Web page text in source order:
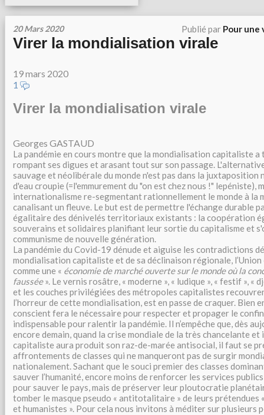
20 Mars 2020 Publié par Pour une
Virer la mondialisation virale
19 mars 2020
1
Virer la mondialisation virale
Georges GASTAUD
La pandémie en cours montre que la mondialisation capitaliste
rompant ses digues et arasant tout sur son passage.
sauvage et néolibérale du monde n'est pas dans la
d'eau croupie (=l'emmurement du "on est chez nous !" lepéniste),
internationalisme re-segmentant rationnellement le monde à la
canalisant un fleuve. Le but est de permettre l'échange durable
égalitaire des dénivelés territoriaux existants : la coopération
souverains et solidaires planifiant leur sortie du capitalisme et
communisme de nouvelle génération.
La pandémie du Covid-19 dénude et aiguise les contradictions
mondialisation capitaliste et de sa déclinaison régionale, l’Union
comme une « économie de marché ouverte sur le monde où la
faussée». Le vernis rosâtre, « moderne », « ludique », « festif », «
et les couches privilégiées des métropoles capitalistes
l’horreur de cette mondialisation, est en passe de craquer. Bien
conscient fera le nécessaire pour respecter et propager le
indispensable pour ralentir la pandémie. Il n’empêche que, dès
encore demain, quand la crise mondiale de la très chancelante
capitaliste aura produit son raz-de-marée antisocial, il faut se
affrontements de classes qui ne manqueront pas de surgir
nationalement. Sachant que le souci premier des classes
sauver l’humanité, encore moins de renforcer les services
pour sauver le pays, mais de préserver leur ploutocratie
tomber le masque pseudo « antitotalitaire » de leurs prétendues
et humanistes ». Pour cela nous invitons à méditer sur plusieurs